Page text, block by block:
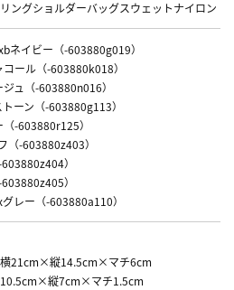
ングショルダーバッグスウェットナイロン
ネイビー（-603880g019）
ール（-603880k018）
ュ（-603880n016）
ーン（-603880g113）
-603880r125）
（-603880z403）
）
）
レー（-603880a110）
横21cm×縦14.5cm×マチ6cm
10.5cm×縦7cm×マチ1.5cm